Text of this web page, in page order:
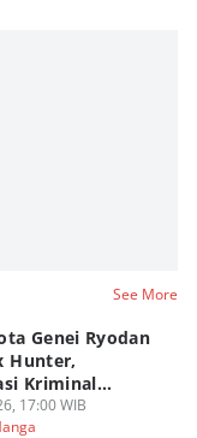
See More
Genei Ryodan
Hunter,
Kriminal
17:00 WIB